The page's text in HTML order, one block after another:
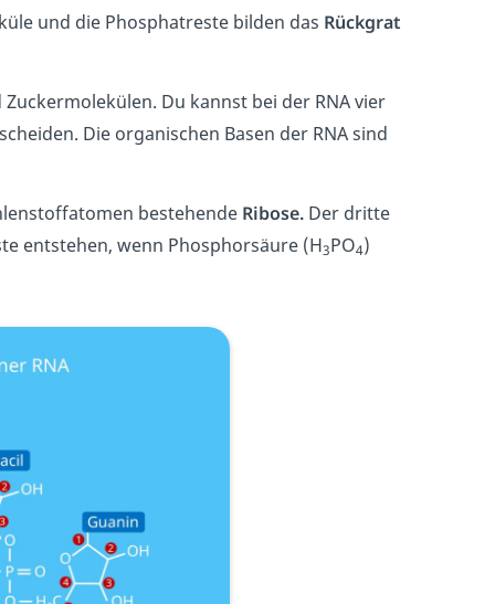
und die Phosphatreste bilden das Rückgrat
Du kannst bei der RNA vier
Die organischen Basen der RNA sind
bestehende Ribose. Der dritte
entstehen, wenn Phosphorsäure (H3PO4)